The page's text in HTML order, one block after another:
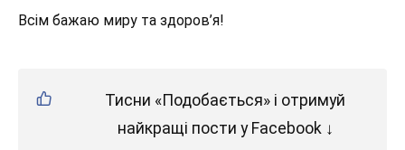
Всім бажаю миру та здоров’я!
Тисни «Подобається» і отримуй
найкращі пости у Facebook ↓